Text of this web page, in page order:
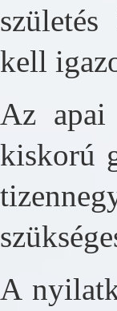
kell
Az apai
kiskorú
A